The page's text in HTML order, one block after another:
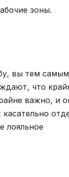
зоны.
вы тем самым
что
важно, и
лояльное